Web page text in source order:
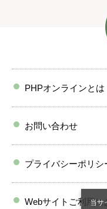
当サ
PHPオンラインとは
お問い合わせ
プライバシーポリシ
Webサイトご利用に